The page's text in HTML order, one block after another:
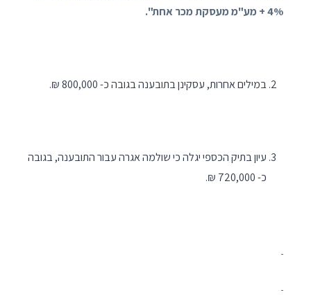
4% + מע"מ מעסקת מכר אחת".
במילים אחרות, עסקינן בתובענה בגובה כ- 800,000 ₪.
עיון בתיק הכספי יגלה כי שולמה אגרה עבור התובענה, בגובה
כ- 720,000 ₪.